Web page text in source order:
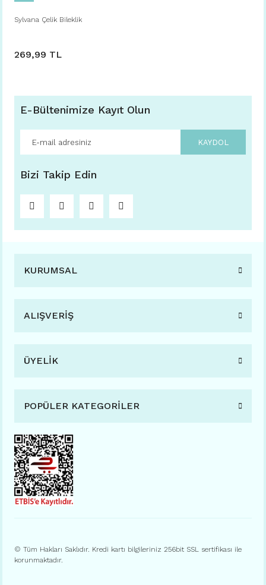
Sylvana Çelik Bileklik
269,99 TL
E-Bültenimize Kayıt Olun
KAYDOL
Bizi Takip Edin
KURUMSAL
ALIŞVERİŞ
ÜYELİK
POPÜLER KATEGORİLER
© Tüm Hakları Saklıdır. Kredi kartı bilgileriniz 256bit SSL sertifikası ile
korunmaktadır.